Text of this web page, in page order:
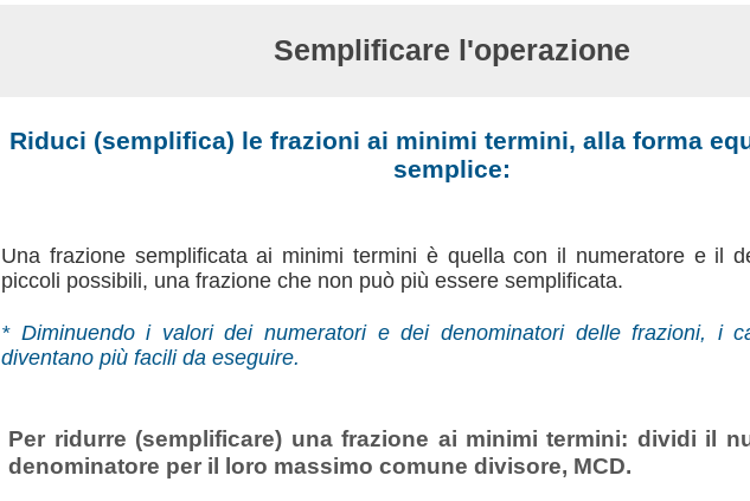
Semplificare l'operazione
Riduci (semplifica) le frazioni ai minimi termini, alla forma
semplice:
Una frazione semplificata ai minimi termini è quella con il numeratore e il
piccoli possibili, una frazione che non può più essere semplificata.
* Diminuendo i valori dei numeratori e dei denominatori delle frazioni, i
diventano più facili da eseguire.
Per ridurre (semplificare) una frazione ai minimi termini: dividi il
denominatore per il loro massimo comune divisore, MCD.